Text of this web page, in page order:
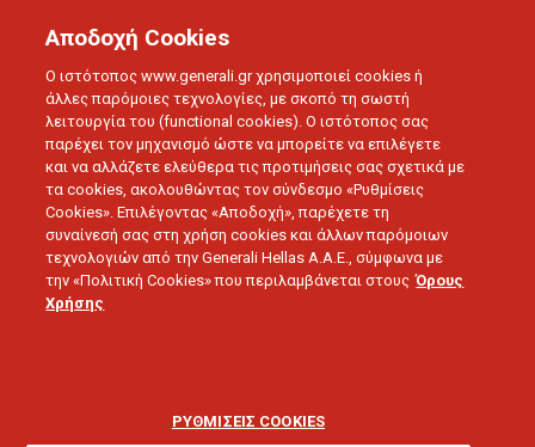
Αποδοχή Cookies
Ο ιστότοπος www.generali.gr χρησιμοποιεί cookies ή
άλλες παρόμοιες τεχνολογίες, με σκοπό τη σωστή
λειτουργία του (functional cookies). Ο ιστότοπος σας
παρέχει τον μηχανισμό ώστε να μπορείτε να επιλέγετε
και να αλλάζετε ελεύθερα τις προτιμήσεις σας σχετικά με
τα cookies, ακολουθώντας τον σύνδεσμο «Ρυθμίσεις
Cookies». Επιλέγοντας «Αποδοχή», παρέχετε τη
συναίνεσή σας στη χρήση cookies και άλλων παρόμοιων
τεχνολογιών από την Generali Hellas A.A.E., σύμφωνα με
την «Πολιτική Cookies» που περιλαμβάνεται στους Όρους
Χρήσης
ΡΥΘΜΙΣΕΙΣ COOKIES